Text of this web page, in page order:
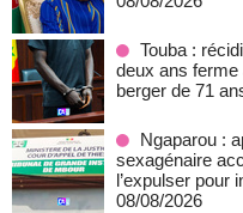
Touba :
deux ans ferme
berger de 71
Ngaparou :
sexagénaire
l’expulser pour
08/08/2026